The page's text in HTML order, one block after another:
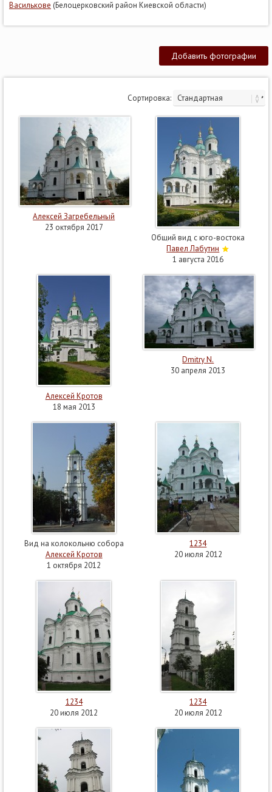
Василькове (Белоцерковский район Киевской области)
Добавить фотографии
Сортировка:
Алексей Загребельный
23 октября 2017
Общий вид с юго-востока
Павел Лабутин
1 августа 2016
Алексей Кротов
18 мая 2013
Dmitry N.
30 апреля 2013
Вид на колокольню собора
Алексей Кротов
1 октября 2012
1234
20 июля 2012
1234
20 июля 2012
1234
20 июля 2012